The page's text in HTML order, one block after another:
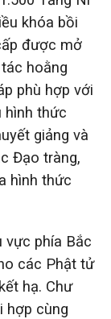
khóa bồi
được mở
hoằng
phù hợp với
hình thức
giảng và
Đạo tràng,
hình thức
vực phía Bắc
các Phật tử
hạ. Chư
hợp cùng